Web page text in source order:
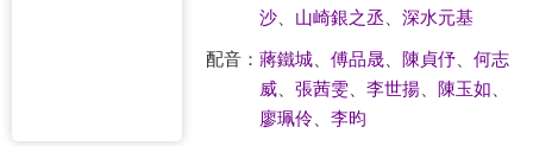
沙、 山崎銀之丞 深水元基
配音： 蔣鐵城、 傅品晟、 陳貞伃、 何志
威、 張茜雯、 李世揚、 陳玉如
廖珮伶、 李昀